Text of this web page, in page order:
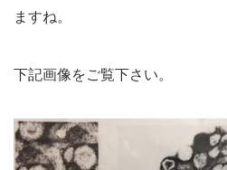
ますね。
下記画像をご覧下さい。